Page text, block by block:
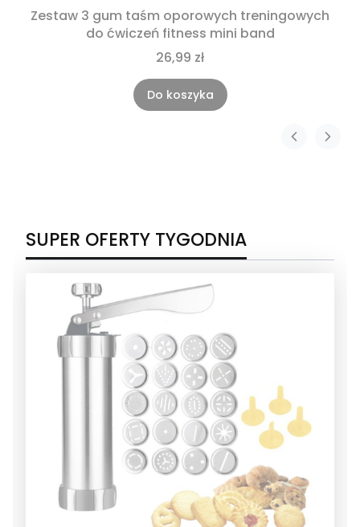
Zestaw 3 gum taśm oporowych treningowych
do ćwiczeń fitness mini band
26,99 zł
Do koszyka
SUPER OFERTY TYGODNIA